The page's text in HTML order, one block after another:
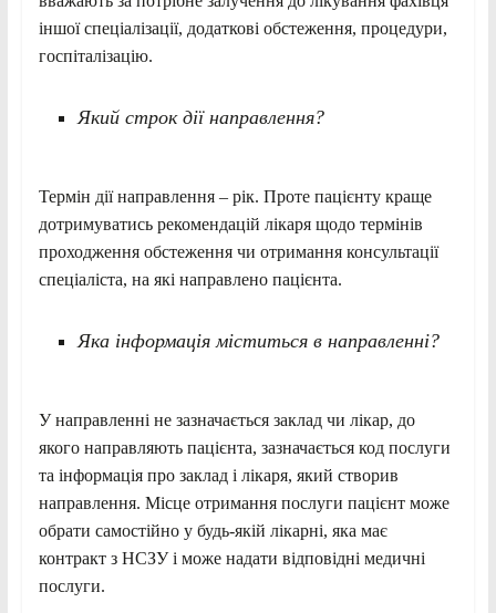
іншої спеціалізації, додаткові обстеження, процедури,
госпіталізацію.
Який строк дії направлення?
Термін дії направлення – рік. Проте пацієнту краще
дотримуватись рекомендацій лікаря щодо термінів
проходження обстеження чи отримання консультації
спеціаліста, на які направлено пацієнта.
Яка інформація міститься в направленні?
У направленні не зазначається заклад чи лікар, до
якого направляють пацієнта, зазначається код послуги
та інформація про заклад і лікаря, який створив
направлення. Місце отримання послуги пацієнт може
обрати самостійно у будь-якій лікарні, яка має
контракт з НСЗУ і може надати відповідні медичні
послуги.